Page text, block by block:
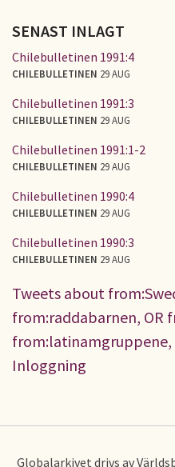
SENAST INLAGT
Chilebulletinen 1991:4
CHILEBULLETINEN 29 AUG
Chilebulletinen 1991:3
CHILEBULLETINEN 29 AUG
Chilebulletinen 1991:1-2
CHILEBULLETINEN 29 AUG
Chilebulletinen 1990:4
CHILEBULLETINEN 29 AUG
Chilebulletinen 1990:3
CHILEBULLETINEN 29 AUG
Tweets about
from:raddabarnen, OR
from:latinamgruppene,
Inloggning
Globalarkivet drivs av